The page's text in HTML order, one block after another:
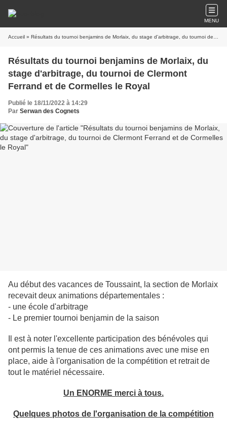
MENU
Accueil » Résultats du tournoi benjamins de Morlaix, du stage d'arbitrage, du tournoi de Clermont Ferrand et de Cormelles le Royal
Résultats du tournoi benjamins de Morlaix, du
stage d'arbitrage, du tournoi de Clermont
Ferrand et de Cormelles le Royal
Publié le 18/11/2022 à 14:29
Par Serwan des Cognets
Au début des vacances de Toussaint, la section de Morlaix
recevait deux animations départementales :
- une école d'arbitrage
- Le premier tournoi benjamin de la saison
Il est à noter l'excellente participation des bénévoles qui
ont permis la tenue de ces animations avec une mise en
place, aide à l'organisation de la compétition et retrait de
tout le matériel nécessaire.
Un ENORME merci à tous.
Quelques photos de l'organisation de la compétition